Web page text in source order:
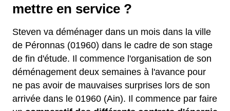
mettre en service ?
Steven va déménager dans un mois dans la ville
de Péronnas (01960) dans le cadre de son stage
de fin d'étude. Il commence l'organisation de son
déménagement deux semaines à l'avance pour
ne pas avoir de mauvaises surprises lors de son
arrivée dans le 01960 (Ain). Il commence par faire